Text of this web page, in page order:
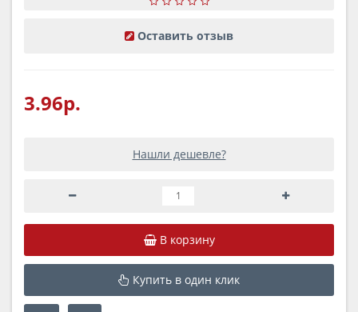
Оставить отзыв
3.96р.
Нашли дешевле?
В корзину
Купить в один клик